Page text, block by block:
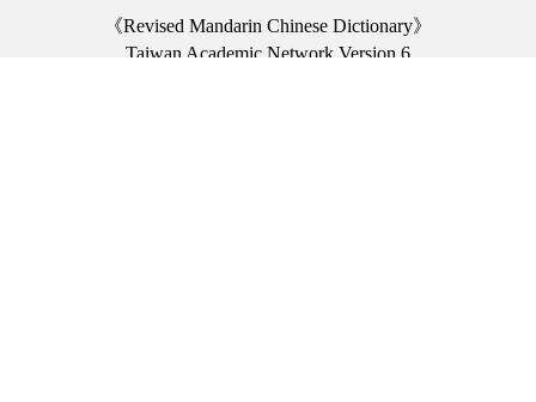
《Revised Mandarin Chinese Dictionary》
Taiwan Academic Network Version 6